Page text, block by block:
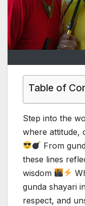
Table of
Step into the
where attitude,
From
these lines
wisdom
gunda shayari
respect, and